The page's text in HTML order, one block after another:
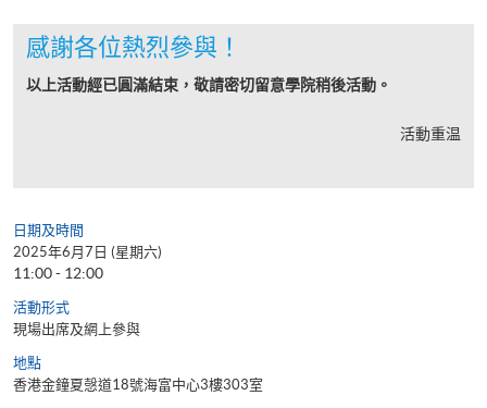
感謝各位熱烈參與！
以上活動經已圓滿結束，敬請密切留意學院稍後活動。
活動重温
日期及時間
2025年6月7日 (星期六)
11:00 - 12:00
活動形式
現場出席及網上參與
地點
香港金鐘夏愨道18號海富中心3樓303室